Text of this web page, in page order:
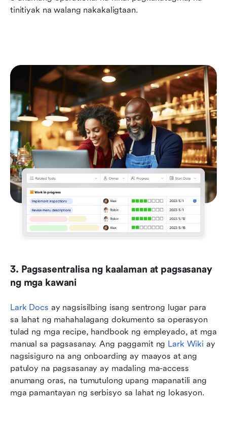
tinitiyak na walang nakakaligtaan.
3. Pagsasentralisa ng kaalaman at pagsasanay
ng mga kawani
Lark Docs ay nagsisilbing isang sentrong lugar para
sa lahat ng mahahalagang dokumento sa operasyon
tulad ng mga recipe, handbook ng empleyado, at mga
manual sa pagsasanay. Ang paggamit ng Lark Wiki ay
nagsisiguro na ang onboarding ay maayos at ang
patuloy na pagsasanay ay madaling ma-access
anumang oras, na tumutulong upang mapanatili ang
mga pamantayan ng serbisyo sa lahat ng lokasyon.